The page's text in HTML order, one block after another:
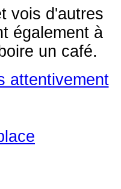
vois d'autres
également à
un café.
attentivement